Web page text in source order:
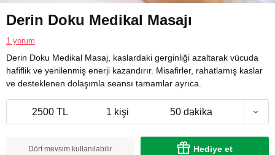
Derin Doku Medikal Masajı
1 yorum
Derin Doku Medikal Masaj, kaslardaki gerginliği azaltarak vücuda
hafiflik ve yenilenmiş enerji kazandırır. Misafirler, rahatlamış kaslar
ve desteklenen dolaşımla seansı tamamlar ayrıca.
2500 TL 1 kişi 50 dakika
Dört mevsim kullanılabilir Hediye et